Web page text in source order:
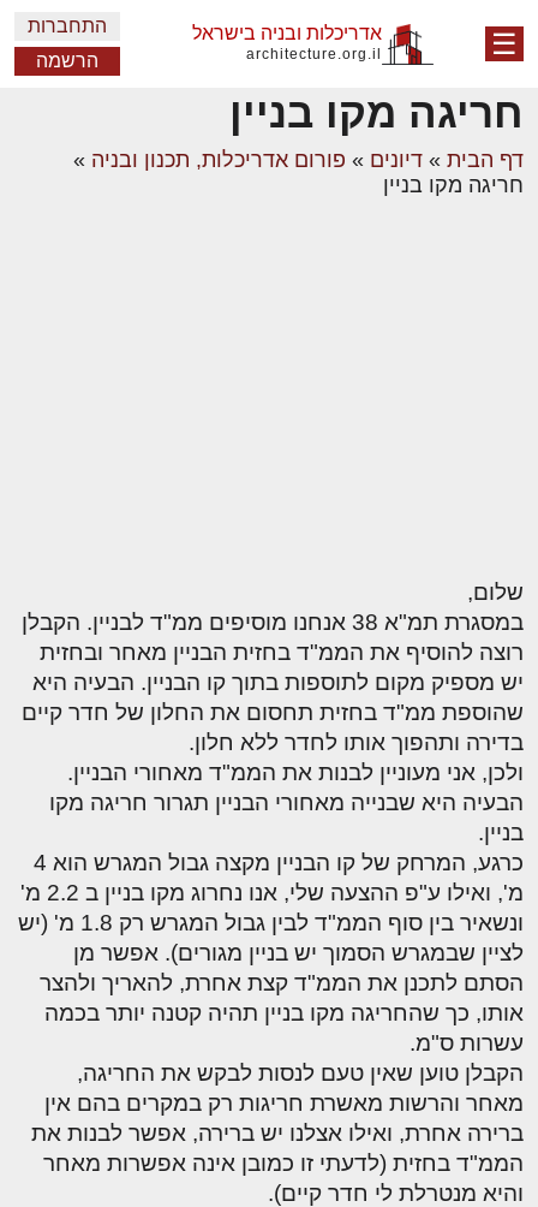
☰ אדריכלות ובניה בישראל
architecture.org.il
התחברות
הרשמה
חריגה מקו בניין
דף הבית » דיונים » פורום אדריכלות, תכנון ובניה »
חריגה מקו בניין
שלום,
במסגרת תמ"א 38 אנחנו מוסיפים ממ"ד לבניין. הקבלן
רוצה להוסיף את הממ"ד בחזית הבניין מאחר ובחזית
יש מספיק מקום לתוספות בתוך קו הבניין. הבעיה היא
שהוספת ממ"ד בחזית תחסום את החלון של חדר קיים
בדירה ותהפוך אותו לחדר ללא חלון.
ולכן, אני מעוניין לבנות את הממ"ד מאחורי הבניין.
הבעיה היא שבנייה מאחורי הבניין תגרור חריגה מקו
בניין.
כרגע, המרחק של קו הבניין מקצה גבול המגרש הוא 4
מ', ואילו ע"פ ההצעה שלי, אנו נחרוג מקו בניין ב 2.2 מ'
ונשאיר בין סוף הממ"ד לבין גבול המגרש רק 1.8 מ' (יש
לציין שבמגרש הסמוך יש בניין מגורים). אפשר מן
הסתם לתכנן את הממ"ד קצת אחרת, להאריך ולהצר
אותו, כך שהחריגה מקו בניין תהיה קטנה יותר בכמה
עשרות ס"מ.
הקבלן טוען שאין טעם לנסות לבקש את החריגה,
מאחר והרשות מאשרת חריגות רק במקרים בהם אין
ברירה אחרת, ואילו אצלנו יש ברירה, אפשר לבנות את
הממ"ד בחזית (לדעתי זו כמובן אינה אפשרות מאחר
והיא מנטרלת לי חדר קיים).